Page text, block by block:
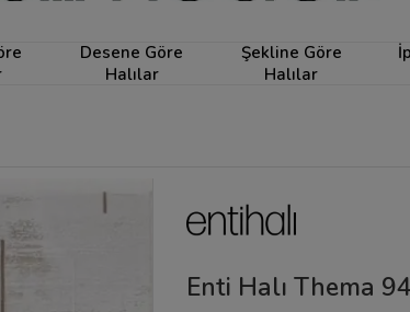
Desene Göre
Halılar
Şekline Göre
Halılar
Enti Halı Thema